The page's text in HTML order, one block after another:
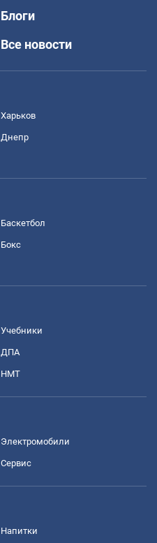
Блоги
Все новости
Харьков
Днепр
Баскетбол
Бокс
Учебники
ДПА
НМТ
Электромобили
Сервис
Напитки